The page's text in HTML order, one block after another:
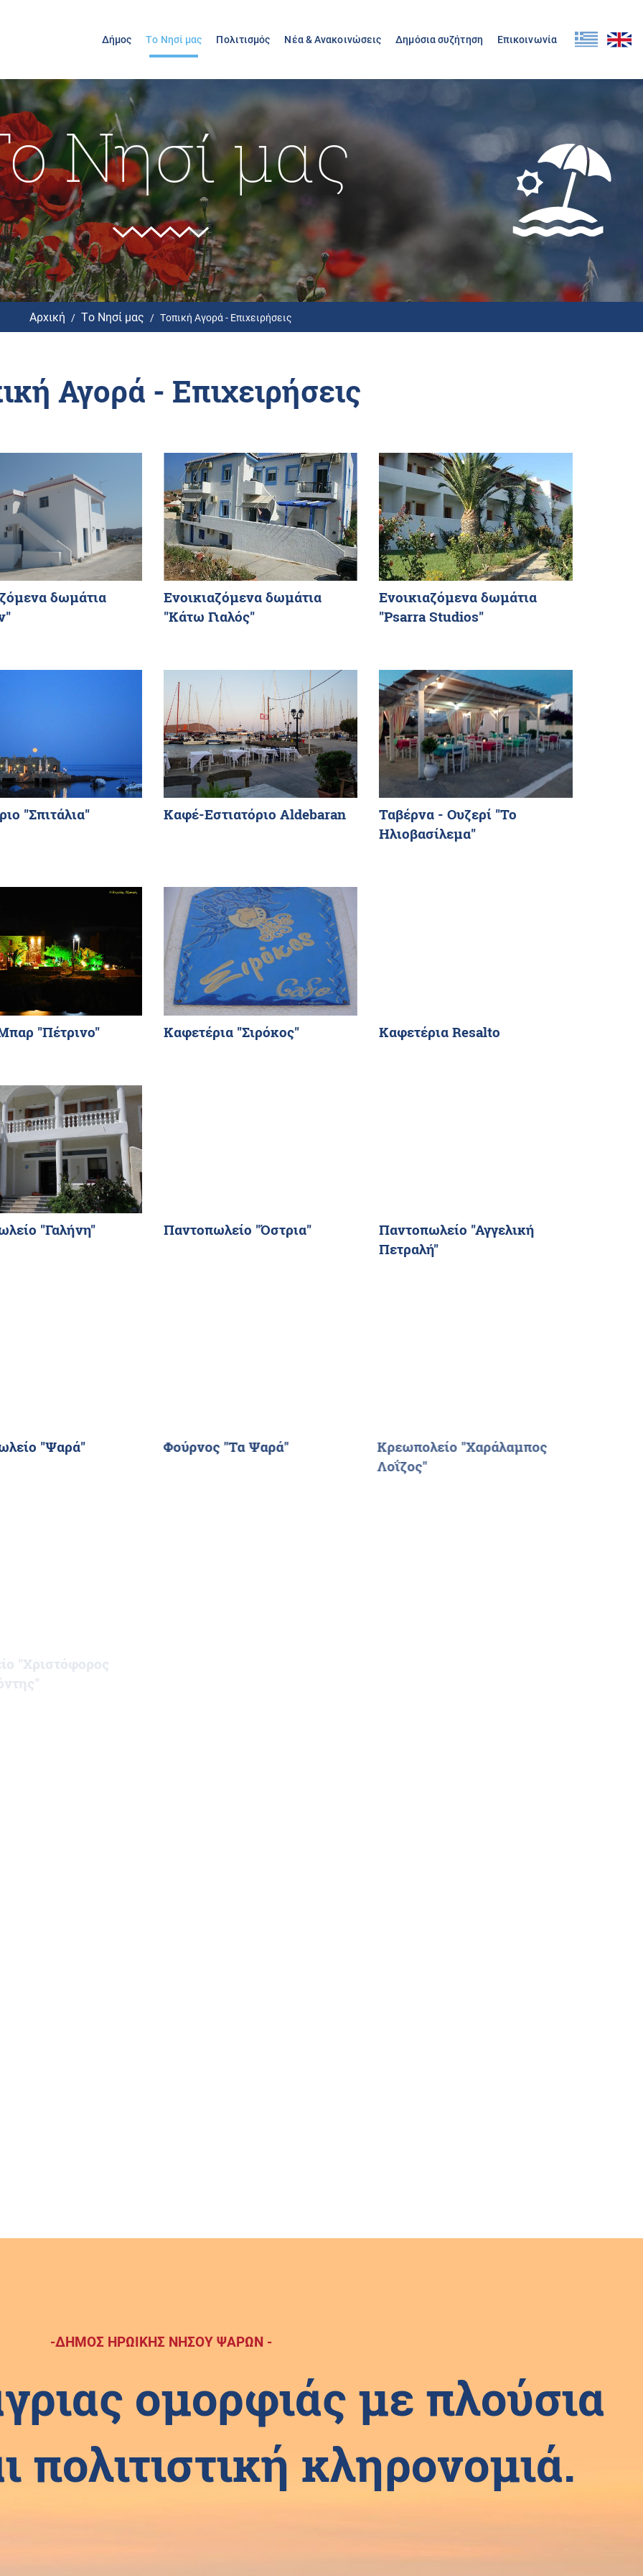
Δήμος Το Νησί μας Πολιτισμός Νέα & Ανακοινώσεις Δημόσια συζήτηση Επικοινωνία
Νησί μας
Αρχική Το Νησί μας Τοπική Αγορά - Επιχειρήσεις
Αγορά - Επιχειρήσεις
δωμάτια
Ενοικιαζόμενα δωμάτια
"Κάτω Γιαλός"
Ενοικιαζόμενα δωμάτια
"Psarra Studios"
"Σπιτάλια" Καφέ-Εστιατόριο Aldebaran
Ταβέρνα - Ουζερί "Το
Ηλιοβασίλεμα"
"Πέτρινο" Καφετέρια "Σιρόκος" Καφετέρια Resalto
"Γαλήνη" Παντοπωλείο "Όστρια"
Παντοπωλείο "Αγγελική
Πετραλή"
"Ψαρά" Φούρνος "Τα Ψαρά"
Κρεωπολείο "Χαράλαμπος
Λοΐζος"
"Χριστόφορος
-ΔΗΜΟΣ ΗΡΩΙΚΗΣ ΝΗΣΟΥ ΨΑΡΩΝ -
ομορφιάς με πλούσια
πολιτιστική κληρονομιά.